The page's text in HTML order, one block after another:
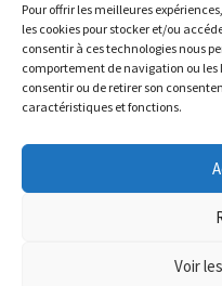
Pour offrir les meilleures
les cookies pour stocker et/ou
consentir à ces technologies nous
comportement de navigation ou les
consentir ou de retirer son
caractéristiques et fonctions.
Voir
06 01 96 22 87
06 03 51 25 37
Le dimanche: 10h à 13h